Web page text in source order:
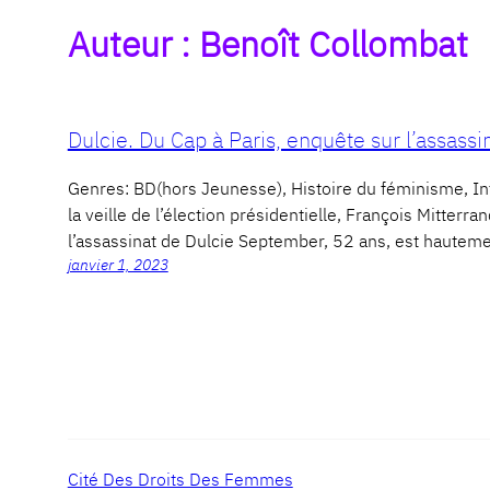
Auteur : Benoît Collombat
Dulcie. Du Cap à Paris, enquête sur
Genres: BD(hors Jeunesse), Histoire du féminisme,
la veille de l’élection présidentielle, François
l’assassinat de Dulcie September, 52 ans, est
janvier 1, 2023
Cité Des Droits Des Femmes